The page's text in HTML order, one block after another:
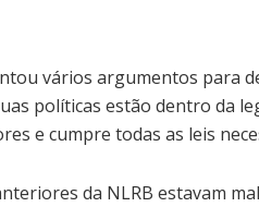
vários argumentos para
políticas estão dentro da
e cumpre todas as leis
da NLRB estavam